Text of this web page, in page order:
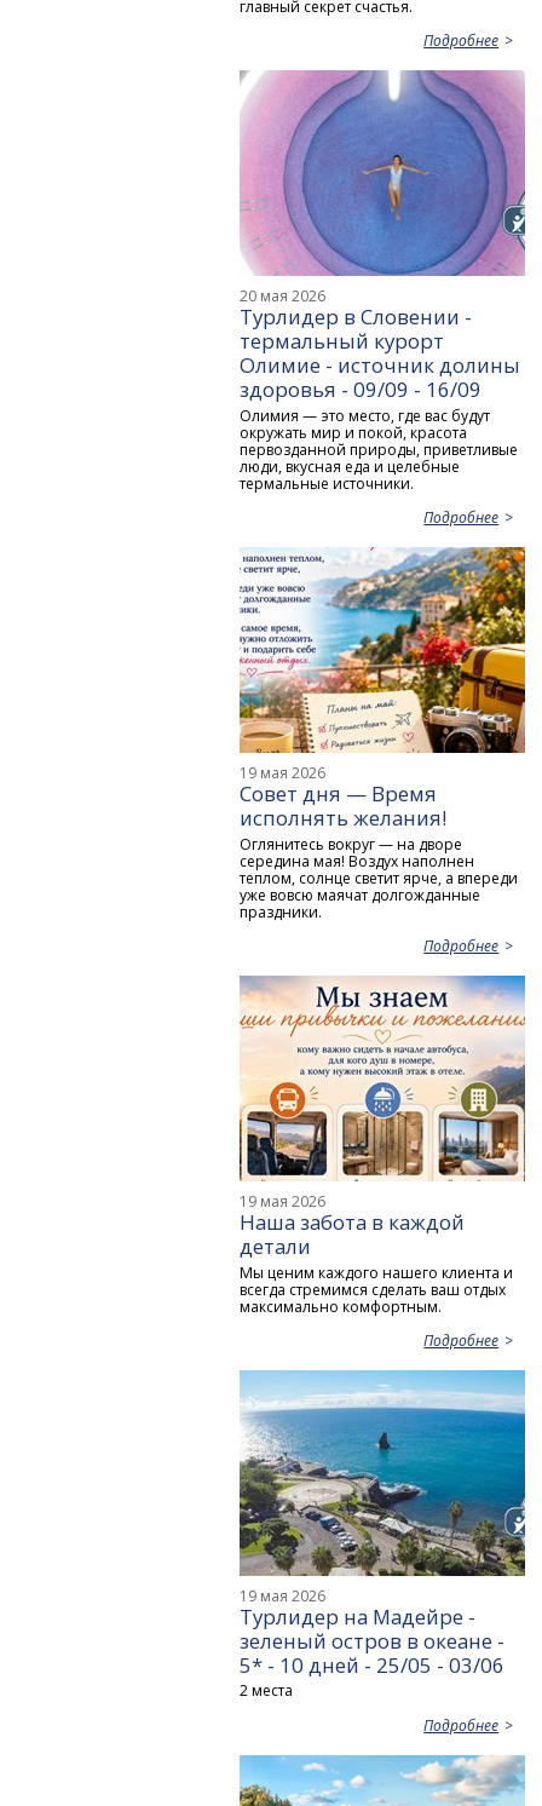
главный секрет счастья.
Подробнее
20 мая 2026
Турлидер в Словении -
термальный курорт
Олимие - источник долины
здоровья - 09/09 - 16/09
Олимия — это место, где вас будут
окружать мир и покой, красота
первозданной природы, приветливые
люди, вкусная еда и целебные
термальные источники.
Подробнее
19 мая 2026
Совет дня — Время
исполнять желания!
Оглянитесь вокруг — на дворе
середина мая! Воздух наполнен
теплом, солнце светит ярче, а впереди
уже вовсю маячат долгожданные
праздники.
Подробнее
19 мая 2026
Наша забота в каждой
детали
Мы ценим каждого нашего клиента и
всегда стремимся сделать ваш отдых
максимально комфортным.
Подробнее
19 мая 2026
Турлидер на Мадейре -
зеленый остров в океане -
5* - 10 дней - 25/05 - 03/06
2 места
Подробнее